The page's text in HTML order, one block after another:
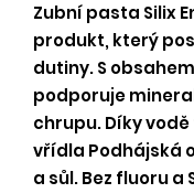
Zubní pasta Silix
produkt, který
dutiny. S
podporuje
chrupu. Díky
vřídla Podhájská
a sůl. Bez fluoru a